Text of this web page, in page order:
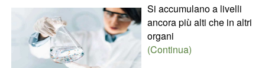
Si accumulano a livelli
ancora più alti che in altri
organi
(Continua)